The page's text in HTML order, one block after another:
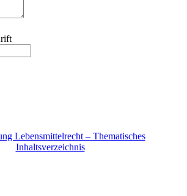
Lebensmittelrecht – Thematisches
Inhaltsverzeichnis